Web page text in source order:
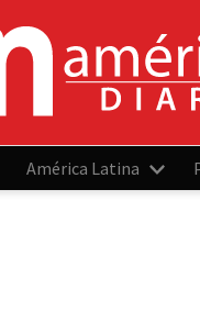
América Latina